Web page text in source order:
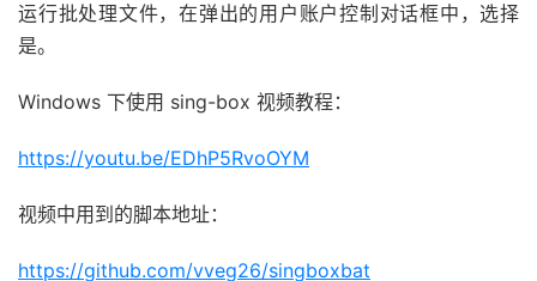
运行批处理文件，在弹出的用户账户控制对话框中，选择
是。
Windows 下使用 sing-box 视频教程：
https://youtu.be/EDhP5RvoOYM
视频中用到的脚本地址：
https://github.com/vveg26/singboxbat